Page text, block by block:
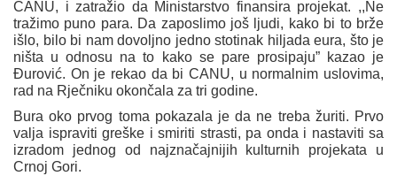
CANU, i zatražio da Ministarstvo finansira projekat. ,,Ne
tražimo puno para. Da zaposlimo još ljudi, kako bi to brže
išlo, bilo bi nam dovoljno jedno stotinak hiljada eura, što je
ništa u odnosu na to kako se pare prosipaju” kazao je
Đurović. On je rekao da bi CANU, u normalnim uslovima,
rad na Rječniku okončala za tri godine.
Bura oko prvog toma pokazala je da ne treba žuriti. Prvo
valja ispraviti greške i smiriti strasti, pa onda i nastaviti sa
izradom jednog od najznačajnijih kulturnih projekata u
Crnoj Gori.